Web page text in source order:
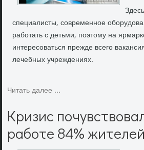
специалисты, современное
работать с детьми, поэтому на
интересоваться прежде всего
лечебных учреждениях.
Читать далее ...
Кризис
работе 84%